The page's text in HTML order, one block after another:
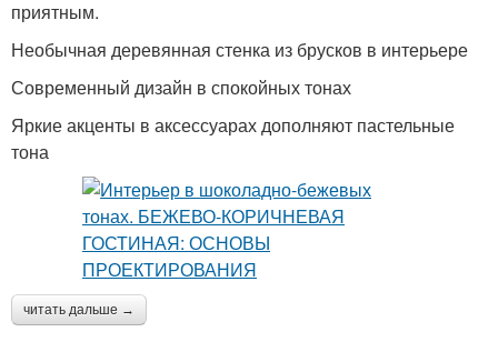
приятным.
Необычная деревянная стенка из брусков в интерьере
Современный дизайн в спокойных тонах
Яркие акценты в аксессуарах дополняют пастельные
тона
читать дальше →